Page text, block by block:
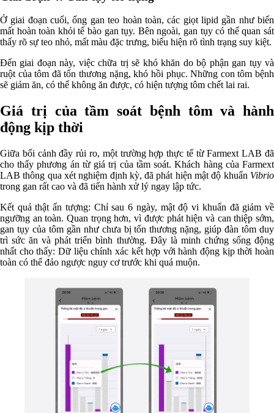
Ở giai đoạn cuối, ống gan teo hoàn toàn, các giọt lipid gần như biến
mất hoàn toàn khỏi tế bào gan tụy. Bên ngoài, gan tụy có thể quan sát
thấy rõ sự teo nhỏ, mất màu đặc trưng, biểu hiện rõ tình trạng suy kiệt.
Đến giai đoạn này, việc chữa trị sẽ khó khăn do bộ phận gan tụy và
ruột của tôm đã tổn thương nặng, khó hồi phục. Những con tôm bệnh
sẽ giảm ăn, có thể không ăn được, có hiện tượng tôm chết lai rai.
Giá trị của tầm soát bệnh tôm và hành
động kịp thời
Giữa bối cảnh đầy rủi ro, một trường hợp thực tế từ Farmext LAB đã
cho thấy phương án từ giá trị của tầm soát. Khách hàng của Farmext
LAB thông qua xét nghiệm định kỳ, đã phát hiện mật độ khuẩn Vibrio
trong gan rất cao và đã tiến hành xử lý ngay lập tức.
Kết quả thật ấn tượng: Chỉ sau 6 ngày, mật độ vi khuẩn đã giảm về
ngưỡng an toàn. Quan trọng hơn, vì được phát hiện và can thiệp sớm,
gan tụy của tôm gần như chưa bị tổn thương nặng, giúp đàn tôm duy
trì sức ăn và phát triển bình thường. Đây là minh chứng sống động
nhất cho thấy: Dữ liệu chính xác kết hợp với hành động kịp thời hoàn
toàn có thể đảo ngược nguy cơ trước khi quá muộn.